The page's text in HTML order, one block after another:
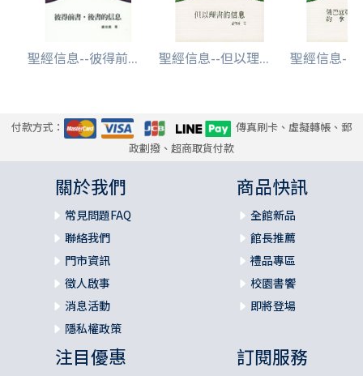
聖經信息--彼得前... 聖經信息--但以理... 聖經信息--
付款方式：
傳真刷卡、虛擬轉帳、郵
政劃撥、超商取貨付款
關於我們
常見問題FAQ
聯絡我們
門市資訊
徵人啟事
消息活動
隱私權政策
商品快訊
全館新品
館長推薦
禮品專區
校園書饗
即將登場
注目優惠 訂閱服務